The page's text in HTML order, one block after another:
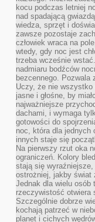
kocu podczas letniej
nad spadającą
wiedza, sprzęt i
zawsze pozostaje
człowiek wraca na
wtedy, gdy noc jest
trzeba wcześnie
nadmiaru bodźców
bezcennego. Pozwala
Uczy, że nie
jasne i głośne, by
najważniejsze
dachami, i wymaga
gotowości do
noc, która dla jednych
innych staje się
Na pierwszy rzut oka
ograniczeń. Kolory
stają się wyraźniejsze,
ostrożniej, jakby świat
Jednak dla wielu osób
rzeczywistość otwiera
Szczególnie dobrze
kochają patrzeć w
planet i cichych